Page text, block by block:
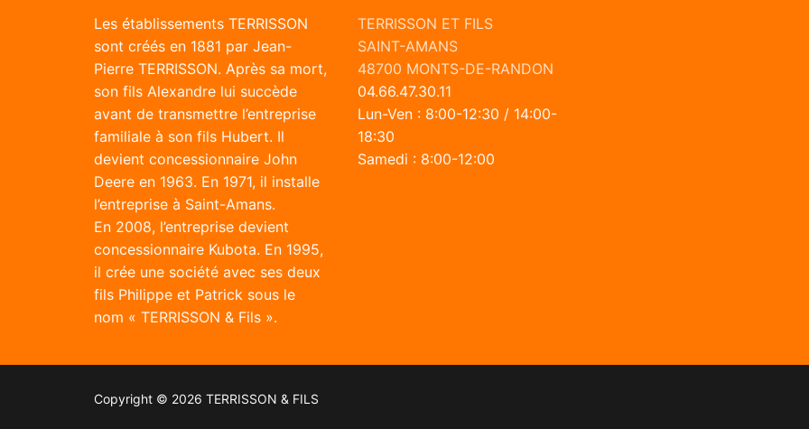
Les établissements TERRISSON
sont créés en 1881 par Jean-
Pierre TERRISSON. Après sa mort,
son fils Alexandre lui succède
avant de transmettre l’entreprise
familiale à son fils Hubert. Il
devient concessionnaire John
Deere en 1963. En 1971, il installe
l’entreprise à Saint-Amans.
En 2008, l’entreprise devient
concessionnaire Kubota. En 1995,
il crée une société avec ses deux
fils Philippe et Patrick sous le
nom « TERRISSON & Fils ».
TERRISSON ET FILS
SAINT-AMANS
48700 MONTS-DE-RANDON
04.66.47.30.11
Lun-Ven : 8:00-12:30 / 14:00-
18:30
Samedi : 8:00-12:00
Copyright © 2026 TERRISSON & FILS